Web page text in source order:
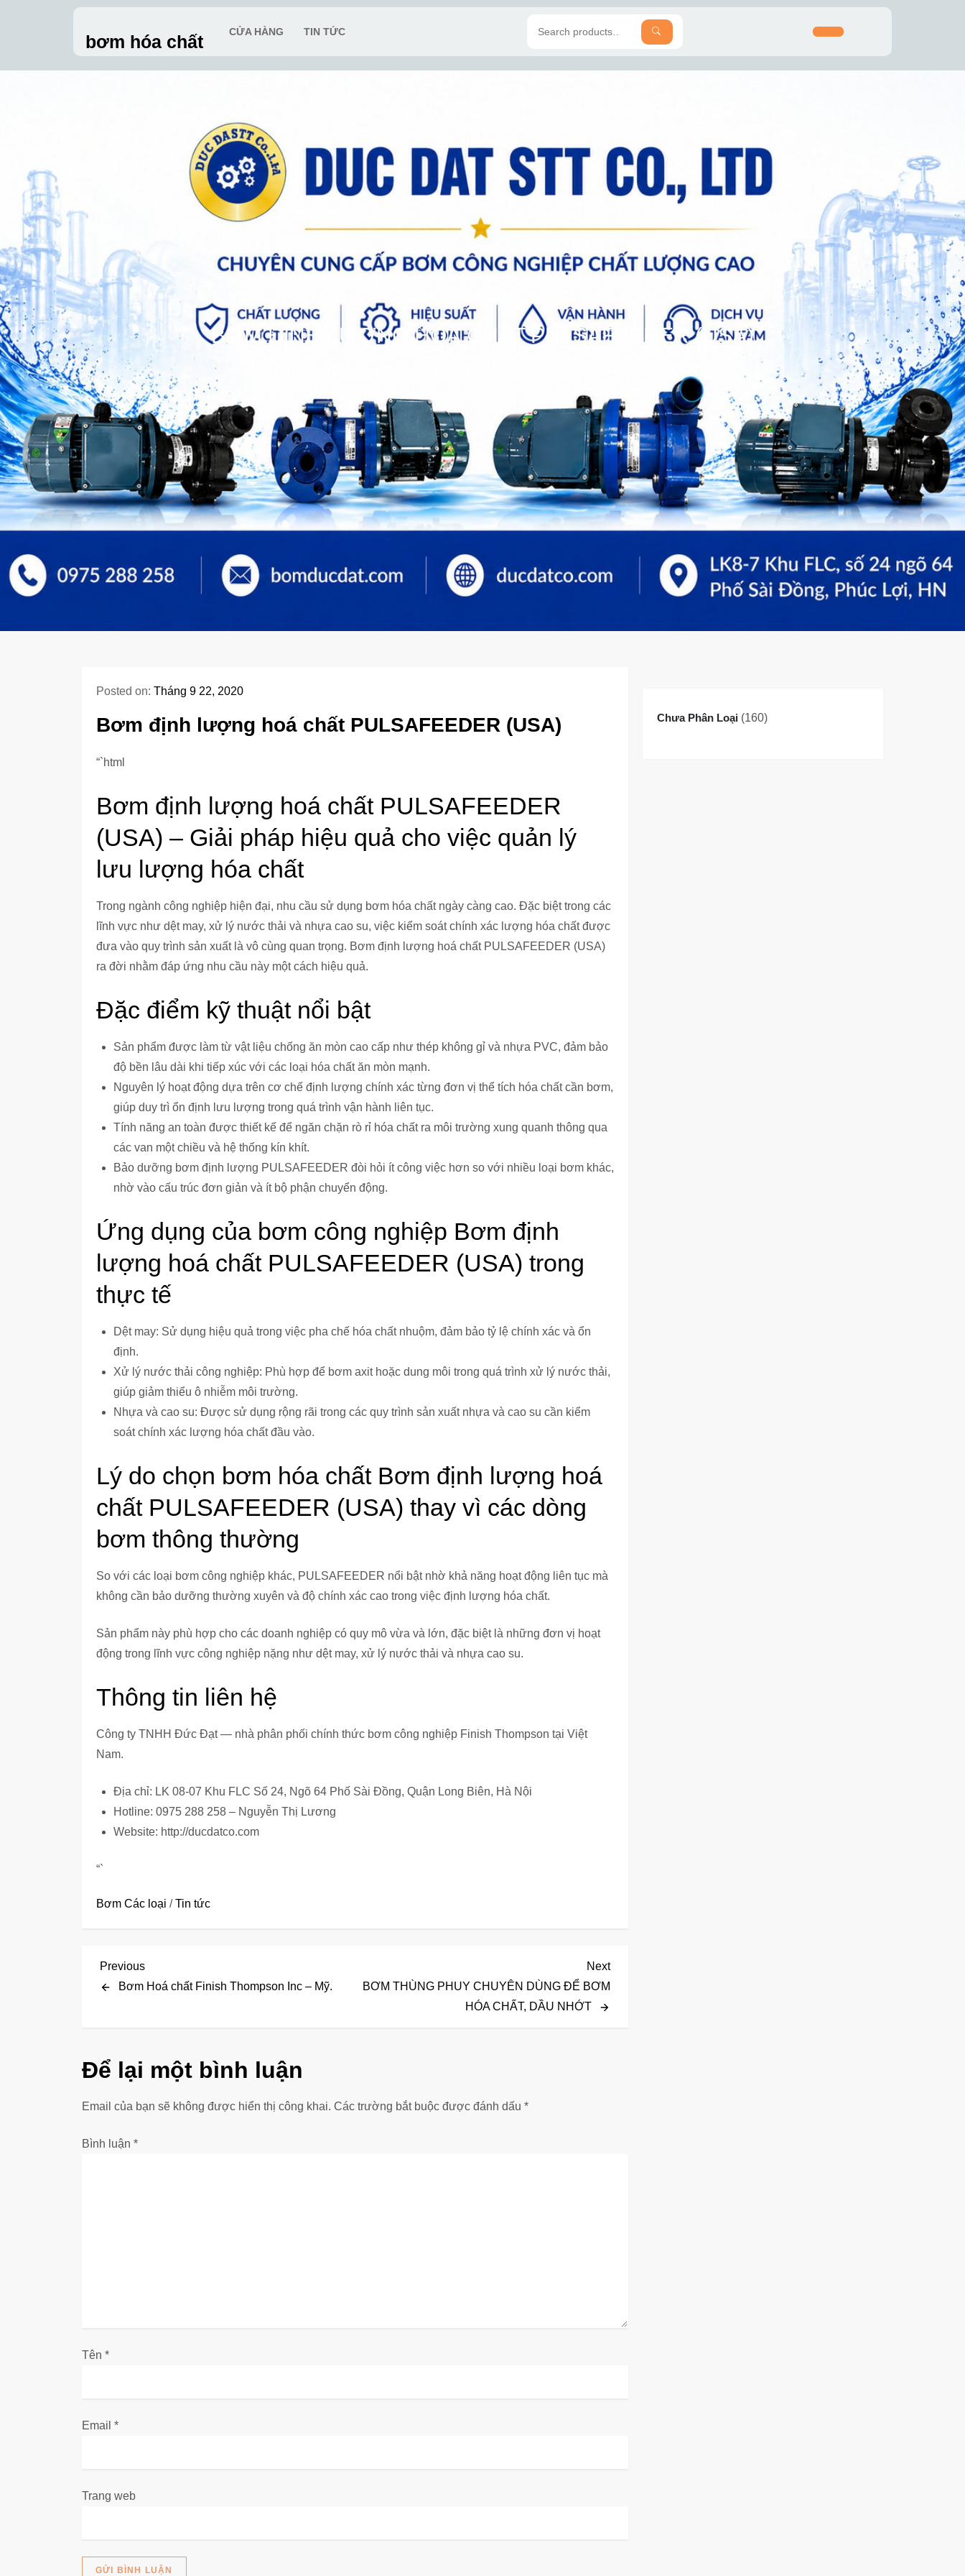
bơm hóa chất CỬA HÀNG TIN TỨC SEARCH
BƠM ĐỊNH LƯỢNG HOÁ CHẤT PULSAFEEDER (USA)
Posted on: Tháng 9 22, 2020
Bơm định lượng hoá chất PULSAFEEDER (USA)
“`html
Bơm định lượng hoá chất PULSAFEEDER
(USA) – Giải pháp hiệu quả cho việc quản lý
lưu lượng hóa chất
Trong ngành công nghiệp hiện đại, nhu cầu sử dụng bơm hóa chất ngày càng cao. Đặc biệt trong các
lĩnh vực như dệt may, xử lý nước thải và nhựa cao su, việc kiểm soát chính xác lượng hóa chất được
đưa vào quy trình sản xuất là vô cùng quan trọng. Bơm định lượng hoá chất PULSAFEEDER (USA)
ra đời nhằm đáp ứng nhu cầu này một cách hiệu quả.
Đặc điểm kỹ thuật nổi bật
Sản phẩm được làm từ vật liệu chống ăn mòn cao cấp như thép không gỉ và nhựa PVC, đảm bảo
độ bền lâu dài khi tiếp xúc với các loại hóa chất ăn mòn mạnh.
Nguyên lý hoạt động dựa trên cơ chế định lượng chính xác từng đơn vị thể tích hóa chất cần bơm,
giúp duy trì ổn định lưu lượng trong quá trình vận hành liên tục.
Tính năng an toàn được thiết kế để ngăn chặn rò rỉ hóa chất ra môi trường xung quanh thông qua
các van một chiều và hệ thống kín khít.
Bảo dưỡng bơm định lượng PULSAFEEDER đòi hỏi ít công việc hơn so với nhiều loại bơm khác,
nhờ vào cấu trúc đơn giản và ít bộ phận chuyển động.
Ứng dụng của bơm công nghiệp Bơm định
lượng hoá chất PULSAFEEDER (USA) trong
thực tế
Dệt may: Sử dụng hiệu quả trong việc pha chế hóa chất nhuộm, đảm bảo tỷ lệ chính xác và ổn
định.
Xử lý nước thải công nghiệp: Phù hợp để bơm axit hoặc dung môi trong quá trình xử lý nước thải,
giúp giảm thiểu ô nhiễm môi trường.
Nhựa và cao su: Được sử dụng rộng rãi trong các quy trình sản xuất nhựa và cao su cần kiểm
soát chính xác lượng hóa chất đầu vào.
Lý do chọn bơm hóa chất Bơm định lượng hoá
chất PULSAFEEDER (USA) thay vì các dòng
bơm thông thường
So với các loại bơm công nghiệp khác, PULSAFEEDER nổi bật nhờ khả năng hoạt động liên tục mà
không cần bảo dưỡng thường xuyên và độ chính xác cao trong việc định lượng hóa chất.
Sản phẩm này phù hợp cho các doanh nghiệp có quy mô vừa và lớn, đặc biệt là những đơn vị hoạt
động trong lĩnh vực công nghiệp nặng như dệt may, xử lý nước thải và nhựa cao su.
Thông tin liên hệ
Công ty TNHH Đức Đạt — nhà phân phối chính thức bơm công nghiệp Finish Thompson tại Việt
Nam.
Địa chỉ: LK 08-07 Khu FLC Số 24, Ngõ 64 Phố Sài Đồng, Quận Long Biên, Hà Nội
Hotline: 0975 288 258 – Nguyễn Thị Lương
Website: http://ducdatco.com
“`
Bơm Các loại /Tin tức
Đ
u
h
v
ế
Previous
Post
Previous
Bơm Hoá chất Finish Thompson Inc – Mỹ.
Next
Next
BƠM THÙNG PHUY CHUYÊN DÙNG ĐỂ BƠM
HÓA CHẤT, DẦU NHỚT
Để lại một bình luận
Email của bạn sẽ không được hiển thị công khai. Các trường bắt buộc được đánh dấu *
Bình luận *
Tên *
Email *
Trang web
Chưa Phân Loại 160160